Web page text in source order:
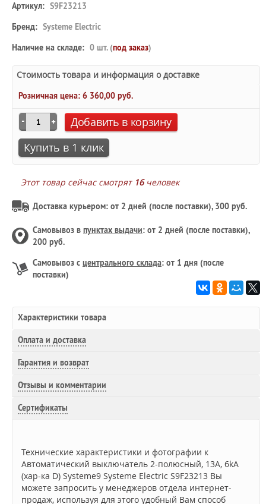
Артикул: S9F23213
Бренд: Systeme Electric
Наличие на складе: 0 шт. (под заказ)
Стоимость товара и информация о доставке
Розничная цена: 6 360,00 руб.
Добавить в корзину
Купить в 1 клик
Этот товар сейчас смотрят 16человек
Доставка курьером: от 2 дней (после поставки), 300 руб.
Самовывоз в пунктах выдачи: от 2 дней (после поставки),
200 руб.
Самовывоз с центрального склада: от 1 дня (после
поставки)
Характеристики товара
Оплата и доставка
Гарантия и возврат
Отзывы и комментарии
Сертификаты
Технические характеристики и фотографии к
Автоматический выключатель 2-полюсный, 13A, 6kA
(хар-ка D) Systeme9 Systeme Electric S9F23213 Вы
можете запросить у менеджеров отдела интернет-
продаж, используя для этого удобный Вам способ